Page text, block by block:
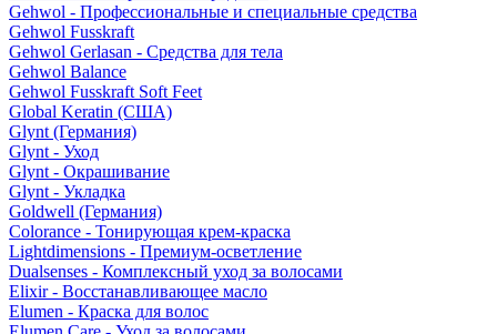
Gehwol - Профессиональные и специальные средства
Gehwol Fusskraft
Gehwol Gerlasan - Средства для тела
Gehwol Balance
Gehwol Fusskraft Soft Feet
Global Keratin (США)
Glynt (Германия)
Glynt - Уход
Glynt - Окрашивание
Glynt - Укладка
Goldwell (Германия)
Colorance - Тонирующая крем-краска
Lightdimensions - Премиум-осветление
Dualsenses - Комплексный уход за волосами
Elixir - Восстанавливающее масло
Elumen - Краска для волос